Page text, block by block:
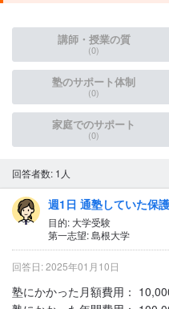
講師・授業の質
(0)
塾のサポート体制
(0)
家庭でのサポート
(0)
回答者数: 1人
週1日 通塾していた保
目的: 大学受験
第一志望: 島根大学
回答日: 2025年01月10日
塾にかかった月額費用：